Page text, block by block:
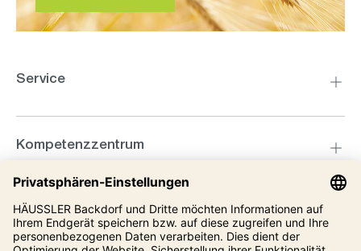
Service
Kompetenzzentrum
Informationen